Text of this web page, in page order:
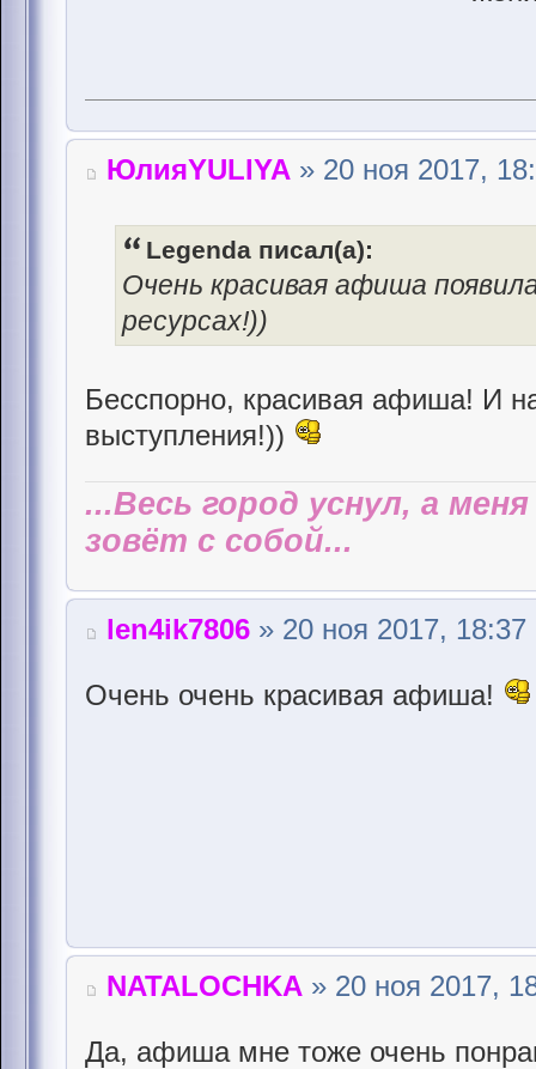
ЮлияYULIYA » 20 ноя 2017,
Legenda писал(а):
Очень красивая афиша
ресурсах!))
Бесспорно, красивая афиша! И
выступления!))
...Весь город уснул, а
зовёт с собой...
len4ik7806 » 20 ноя 2017, 18:37
Очень очень красивая афиша!
NATALOCHKA » 20 ноя 2017,
Да, афиша мне тоже очень